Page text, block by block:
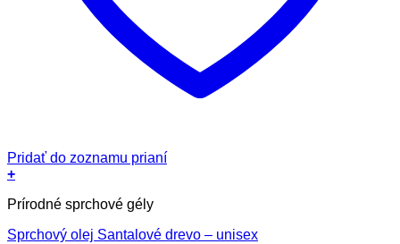
Pridať do zoznamu prianí
+
Prírodné sprchové gély
Sprchový olej Santalové drevo – unisex